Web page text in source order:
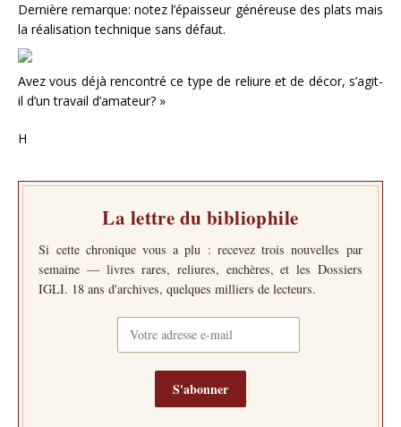
Dernière remarque: notez l’épaisseur généreuse des plats mais
la réalisation technique sans défaut.
Avez vous déjà rencontré ce type de reliure et de décor, s’agit-
il d’un travail d’amateur? »
H
La lettre du bibliophile
Si cette chronique vous a plu : recevez trois nouvelles par
semaine — livres rares, reliures, enchères, et les Dossiers
IGLI. 18 ans d'archives, quelques milliers de lecteurs.
S'abonner